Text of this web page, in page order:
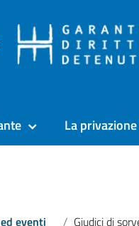
La
eventi Giudici di sorveglianza: disattesa